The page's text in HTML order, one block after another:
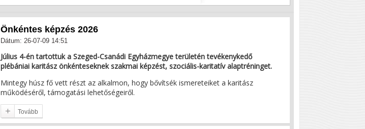
Önkéntes képzés 2026
Dátum: 26-07-09 14:51
Július 4-én tartottuk a Szeged-Csanádi Egyházmegye területén tevékenykedő
plébániai karitász önkénteseknek szakmai képzést, szociális-karitatív alaptréninget.
Mintegy húsz fő vett részt az alkalmon, hogy bővítsék ismereteiket a karitász
működéséről, támogatási lehetőségeiről.
Tovább